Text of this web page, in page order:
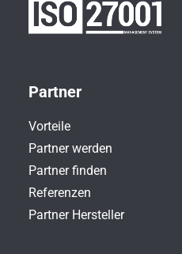
Partner
Vorteile
Partner werden
Partner finden
Referenzen
Partner Hersteller